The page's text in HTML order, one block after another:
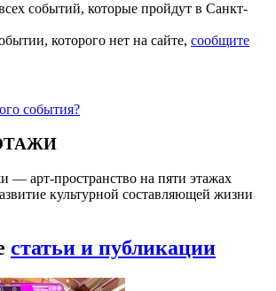
событий, которые пройдут в Санкт-
которого нет на сайте, сообщите
события?
— арт-пространство на пяти этажах
культурной составляющей жизни
статьи и публикации